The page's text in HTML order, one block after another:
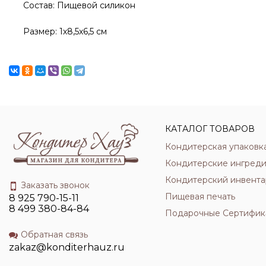
Состав: Пищевой силикон
Размер: 1х8,5х6,5 см
Заказать звонок
8 925 790-15-11
8 499 380-84-84
Обратная связь
zakaz@konditerhauz.ru
КАТАЛОГ ТОВАРОВ
Кондитерская
Кондитерские
Кондитерский
Пищевая печать
Подарочные